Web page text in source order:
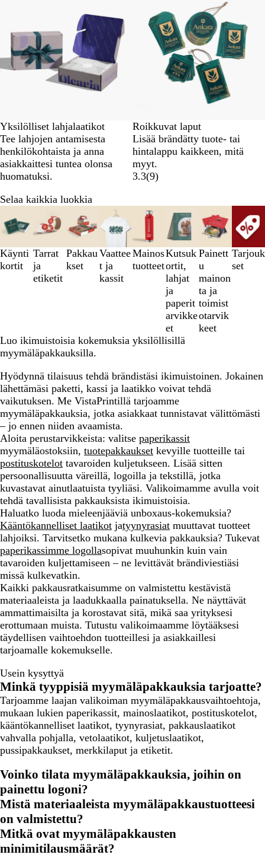
Yksilölliset lahjalaatikot
Tee lahjojen antamisesta
henkilökohtaista ja anna
asiakkaittesi tuntea olonsa
huomatuksi.
Roikkuvat laput
Lisää brändätty tuote- tai
hintalappu kaikkeen, mitä
myyt.
3.3(9)
Selaa kaikkia luokkia
Käynti
kortit
Tarrat
ja
etiketit
Pakkau
kset
Vaattee
t ja
kassit
Mainos
tuotteet
Kutsuk
ortit,
lahjat
ja
paperit
arvikke
et
Painett
u
mainon
ta ja
toimist
otarvik
keet
Tarjouk
set
1
–
3
/
8
Luo ikimuistoisia kokemuksia yksilöllisillä
myymäläpakkauksilla.
Hyödynnä tilaisuus tehdä brändistäsi ikimuistoinen. Jokainen
lähettämäsi paketti, kassi ja laatikko voivat tehdä
vaikutuksen. Me VistaPrintillä tarjoamme
myymäläpakkauksia, jotka asiakkaat tunnistavat välittömästi
– jo ennen niiden avaamista.
Aloita perustarvikkeista: valitse paperikassit
myymäläostoksiin, tuotepakkaukset kevyille tuotteille tai
postituskotelot tavaroiden kuljetukseen. Lisää sitten
persoonallisuutta väreillä, logoilla ja tekstillä, jotka
kuvastavat ainutlaatuista tyyliäsi. Valikoimamme avulla voit
tehdä tavallisista pakkauksista ikimuistoisia.
Haluatko luoda mieleenjääviä unboxaus-kokemuksia?
Kääntökannelliset laatikot jatyynyrasiat muuttavat tuotteet
lahjoiksi. Tarvitsetko mukana kulkevia pakkauksia? Tukevat
paperikassimme logollasopivat muuhunkin kuin vain
tavaroiden kuljettamiseen – ne levittävät brändiviestiäsi
missä kulkevatkin.
Kaikki pakkausratkaisumme on valmistettu kestävistä
materiaaleista ja laadukkaalla painatuksella. Ne näyttävät
ammattimaisilta ja korostavat sitä, mikä saa yrityksesi
erottumaan muista. Tutustu valikoimaamme löytääksesi
täydellisen vaihtoehdon tuotteillesi ja asiakkaillesi
tarjoamalle kokemukselle.
Usein kysyttyä
Minkä tyyppisiä myymäläpakkauksia tarjoatte?
Tarjoamme laajan valikoiman myymäläpakkausvaihtoehtoja,
mukaan lukien paperikassit, mainoslaatikot, postituskotelot,
kääntökannelliset laatikot, tyynyrasiat, pakkauslaatikot
vahvalla pohjalla, vetolaatikot, kuljetuslaatikot,
pussipakkaukset, merkkilaput ja etiketit.
Voinko tilata myymäläpakkauksia, joihin on
painettu logoni?
Mistä materiaaleista myymäläpakkaustuotteesi
on valmistettu?
Mitkä ovat myymäläpakkausten
minimitilausmäärät?